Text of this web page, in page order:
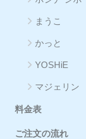
まうこ
かっと
YOSHiE
マジェリン
料金表
ご注文の流れ